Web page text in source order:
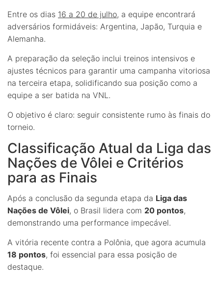
Entre os dias 16 a 20 de julho, a equipe encontrará
adversários formidáveis: Argentina, Japão, Turquia e
Alemanha.
A preparação da seleção inclui treinos intensivos e
ajustes técnicos para garantir uma campanha vitoriosa
na terceira etapa, solidificando sua posição como a
equipe a ser batida na VNL.
O objetivo é claro: seguir consistente rumo às finais do
torneio.
Classificação Atual da Liga das
Nações de Vôlei e Critérios
para as Finais
Após a conclusão da segunda etapa da Liga das
Nações de Vôlei, o Brasil lidera com 20 pontos,
demonstrando uma performance impecável.
A vitória recente contra a Polônia, que agora acumula
18 pontos, foi essencial para essa posição de
destaque.